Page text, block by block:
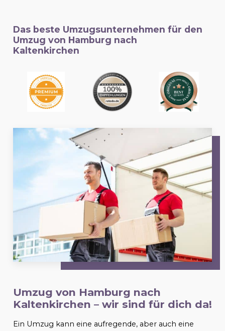
Das beste Umzugsunternehmen für den
Umzug von Hamburg nach
Kaltenkirchen
Umzug von Hamburg nach
Kaltenkirchen – wir sind für dich da!
Ein Umzug kann eine aufregende, aber auch eine